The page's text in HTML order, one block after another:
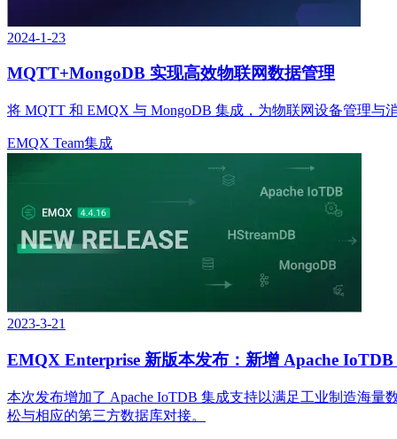
2024-1-23
MQTT+MongoDB 实现高效物联网数据管理
将 MQTT 和 EMQX 与 MongoDB 集成，为物联网设备管理与
EMQX Team集成
2023-3-21
EMQX Enterprise 新版本发布：新增 Apache
本次发布增加了 Apache IoTDB 集成支持以满足工业制造海量
松与相应的第三方数据库对接。